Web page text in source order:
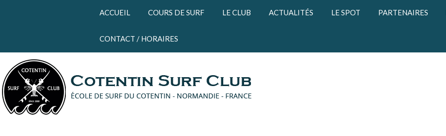
ACCUEIL COURS DE SURF LE CLUB ACTUALITÉS LE SPOT PARTENAIRES
CONTACT / HORAIRES